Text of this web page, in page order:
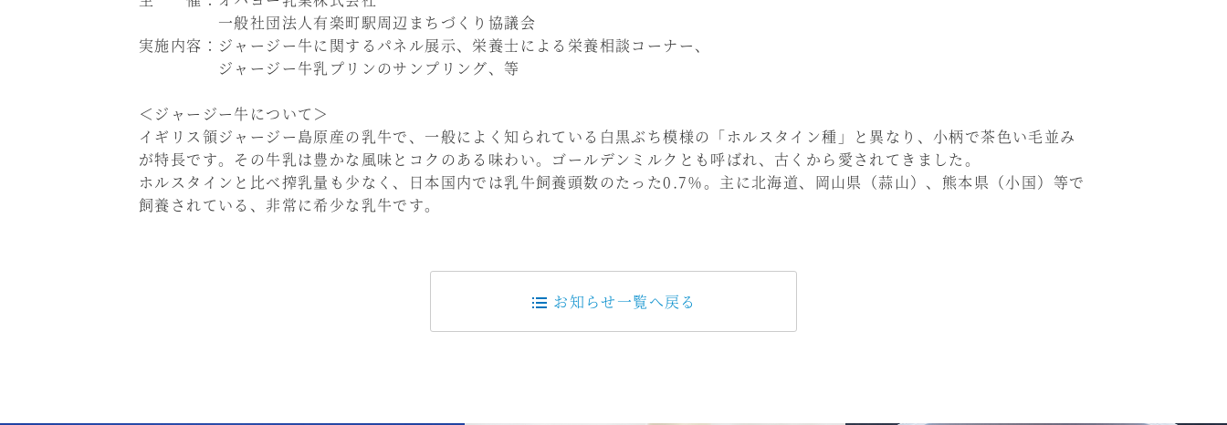
一般社団法人有楽町駅周辺まちづくり協議会
実施内容：ジャージー牛に関するパネル展示、栄養士による栄養相談コーナー、
ジャージー牛乳プリンのサンプリング、等
＜ジャージー牛について＞
イギリス領ジャージー島原産の乳牛で、一般によく知られている白黒ぶち模様の「ホルスタイン種」と異なり、小柄で茶色い毛並み
が特長です。その牛乳は豊かな風味とコクのある味わい。ゴールデンミルクとも呼ばれ、古くから愛されてきました。
ホルスタインと比べ搾乳量も少なく、日本国内では乳牛飼養頭数のたった0.7％。主に北海道、岡山県（蒜山）、熊本県（小国）等で
飼養されている、非常に希少な乳牛です。
お知らせ一覧へ戻る